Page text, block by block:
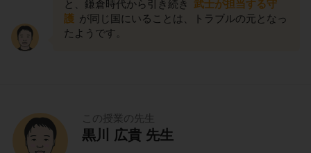
と、鎌倉時代から引き続き
武士が担当する守
護 が同じ国にいることは、トラブルの元となっ
たようです。
この授業の先生
黒川 広貴 先生